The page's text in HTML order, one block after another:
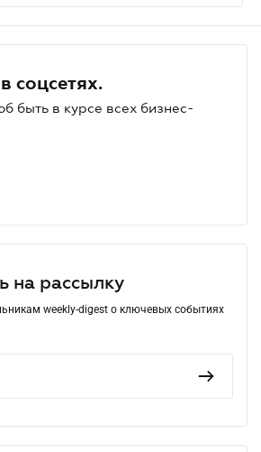
соцсетях.
быть в курсе всех бизнес-
на рассылку
weekly-digest о ключевых событиях